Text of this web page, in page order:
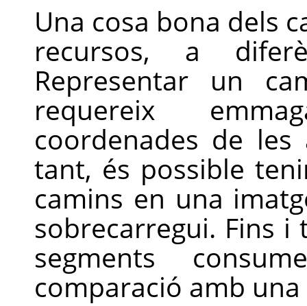
Una cosa bona dels
recursos, a
Representar un
requereix
coordenades de
tant, és possible
camins en una
sobrecarregui. Fins
segments
comparació amb